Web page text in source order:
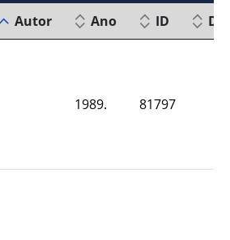
Autor Ano ID
1989. 81797